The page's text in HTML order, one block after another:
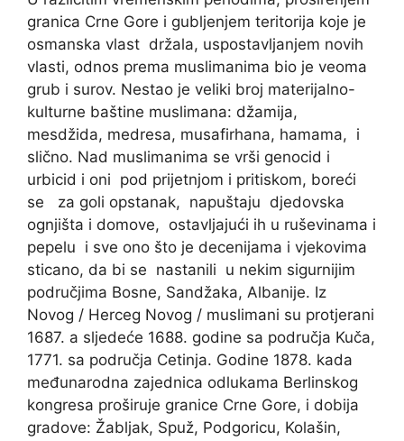
granica Crne Gore i gubljenjem teritorija koje je
osmanska vlast držala, uspostavljanjem novih
vlasti, odnos prema muslimanima bio je veoma
grub i surov. Nestao je veliki broj materijalno-
kulturne baštine muslimana: džamija,
mesdžida, medresa, musafirhana, hamama, i
slično. Nad muslimanima se vrši genocid i
urbicid i oni pod prijetnjom i pritiskom, boreći
se za goli opstanak, napuštaju djedovska
ognjišta i domove, ostavljajući ih u ruševinama i
pepelu i sve ono što je decenijama i vjekovima
sticano, da bi se nastanili u nekim sigurnijim
područjima Bosne, Sandžaka, Albanije. Iz
Novog / Herceg Novog / muslimani su protjerani
1687. a sljedeće 1688. godine sa područja Kuča,
1771. sa područja Cetinja. Godine 1878. kada
međunarodna zajednica odlukama Berlinskog
kongresa proširuje granice Crne Gore, i dobija
gradove: Žabljak, Spuž, Podgoricu, Kolašin,